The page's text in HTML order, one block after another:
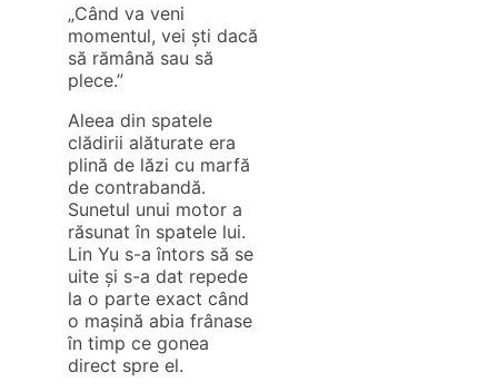
„Când va veni
momentul, vei ști dacă
să rămână sau să
plece.”
Aleea din spatele
clădirii alăturate era
plină de lăzi cu marfă
de contrabandă.
Sunetul unui motor a
răsunat în spatele lui.
Lin Yu s-a întors să se
uite și s-a dat repede
la o parte exact când
o mașină abia frânase
în timp ce gonea
direct spre el.